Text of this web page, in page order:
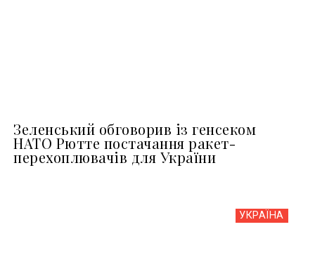
Зеленський обговорив із генсеком
НАТО Рютте постачання ракет-
перехоплювачів для України
УКРАЇНА